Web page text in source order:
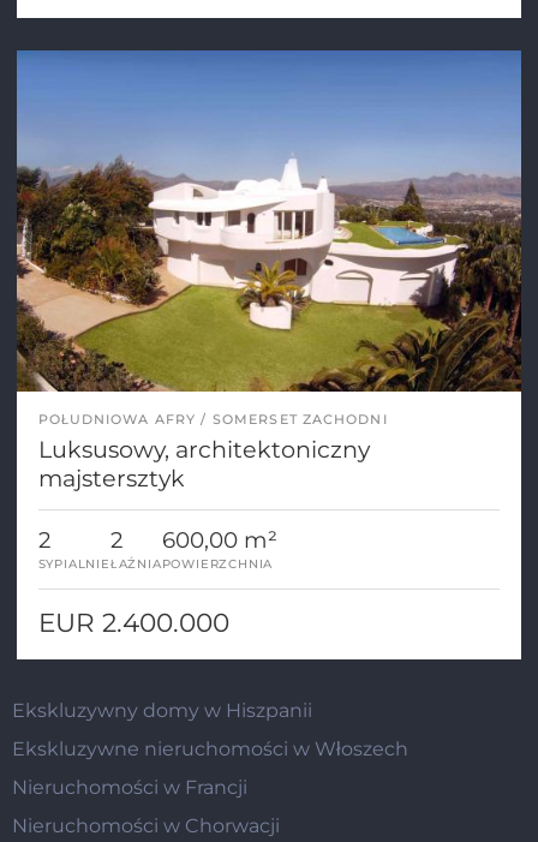
POŁUDNIOWA AFRY SOMERSET ZACHODNI
Luksusowy, architektoniczny
majstersztyk
2
SYPIALNIE
2
ŁAŹNIA
600,00 m²
POWIERZCHNIA
EUR 2.400.000
Ekskluzywny domy w Hiszpanii
Ekskluzywne nieruchomości w Włoszech
Nieruchomości w Francji
Nieruchomości w Chorwacji